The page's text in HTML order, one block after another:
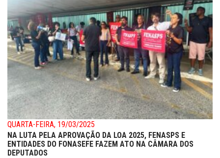
QUARTA-FEIRA, 19/03/2025
NA LUTA PELA APROVAÇÃO DA LOA 2025, FENASPS E
ENTIDADES DO FONASEFE FAZEM ATO NA CÂMARA DOS
DEPUTADOS